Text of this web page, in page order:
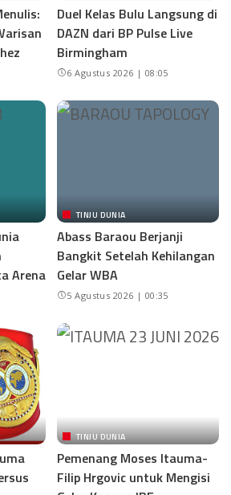
Duel Kelas Bulu Langsung di
DAZN dari BP Pulse Live
Birmingham
6 Agustus 2026 | 08:05
Arena
TINJU DUNIA
Abass Baraou Berjanji
Bangkit Setelah Kehilangan
Gelar WBA
5 Agustus 2026 | 00:35
TINJU DUNIA
Pemenang Moses Itauma-
Filip Hrgovic untuk Mengisi